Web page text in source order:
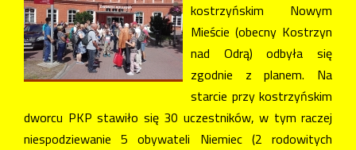
kostrzyńskim Nowym
Mieście (obecny Kostrzyn
nad Odrą) odbyła się
zgodnie z planem. Na
starcie przy kostrzyńskim
dworcu PKP stawiło się 30 uczestników, w tym raczej
niespodziewanie 5 obywateli Niemiec (2 rodowitych